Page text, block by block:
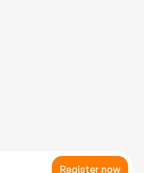
Register now